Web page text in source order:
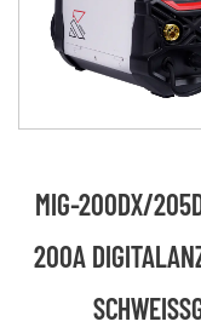
MIG-200DX/
200A